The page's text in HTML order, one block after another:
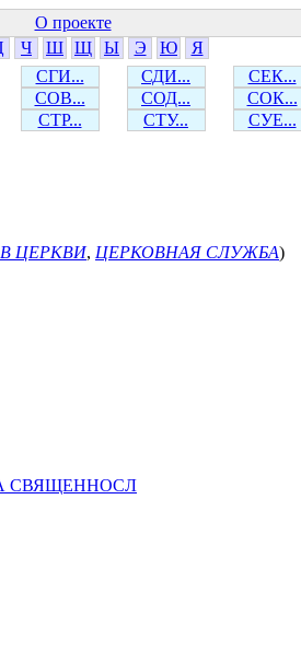
О проекте
Ч Ш Щ Ы Э Ю
Я
СГИ... СДИ... СЕК...
СОВ... СОД... СОК...
СТР... СТУ... СУЕ...
ЦЕРКВИ, ЦЕРКОВНАЯ СЛУЖБА)
СВЯЩЕННОСЛ